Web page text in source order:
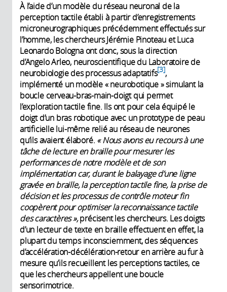
À l’aide d’un modèle du réseau neuronal de la
perception tactile établi à partir d’enregistrements
microneurographiques précédemment effectués sur
l’homme, les chercheurs Jérémie Pinoteau et Luca
Leonardo Bologna ont donc, sous la direction
d’Angelo Arleo, neuroscientifique du Laboratoire de
neurobiologie des processus adaptatifs 3 ,
implémenté un modèle « neurobotique » simulant la
boucle cerveau-bras-main-doigt qui permet
l’exploration tactile fine. Ils ont pour cela équipé le
doigt d’un bras robotique avec un prototype de peau
artificielle lui-même relié au réseau de neurones
qu’ils avaient élaboré. « Nous avons eu recours à une
tâche de lecture en braille pour mesurer les
performances de notre modèle et de son
implémentation car, durant le balayage d’une ligne
gravée en braille, la perception tactile fine, la prise de
décision et les processus de contrôle moteur fin
coopèrent pour optimiser la reconnaissance tactile
des caractères »,précisent les chercheurs. Les doigts
d’un lecteur de texte en braille effectuent en effet, la
plupart du temps inconsciemment, des séquences
d’accélération-décélération-retour en arrière au fur à
mesure qu’ils recueillent les perceptions tactiles, ce
que les chercheurs appellent une boucle
sensorimotrice.